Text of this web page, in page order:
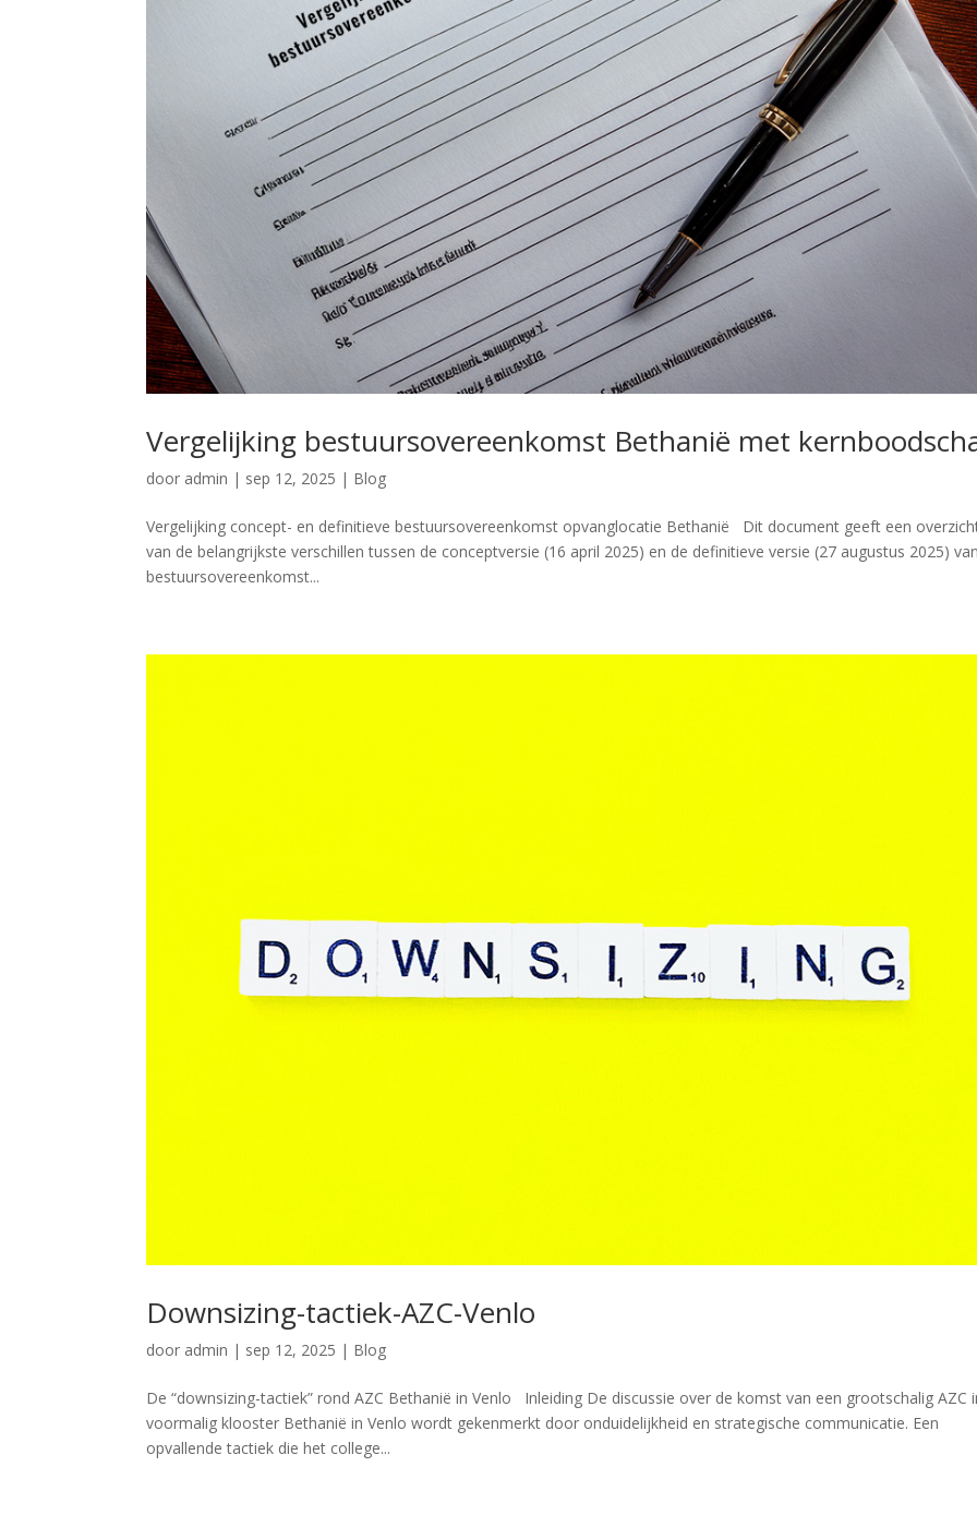
Vergelijking bestuursovereenkomst Bethanië met
door admin | sep 12, 2025 | Blog
Vergelijking concept- en definitieve bestuursovereenkomst opvanglocatie Bethanië Dit document geeft een
van de belangrijkste verschillen tussen de conceptversie (16 april 2025) en de definitieve versie (27 augustus 2025)
bestuursovereenkomst...
Downsizing-tactiek-AZC-Venlo
door admin | sep 12, 2025 | Blog
De “downsizing-tactiek” rond AZC Bethanië in Venlo Inleiding De discussie over de komst van een grootschalig AZC
voormalig klooster Bethanië in Venlo wordt gekenmerkt door onduidelijkheid en strategische communicatie. Een
opvallende tactiek die het college...